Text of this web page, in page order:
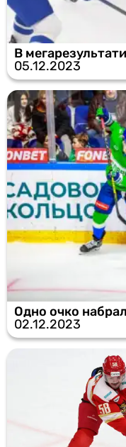
05.12.2023
02.12.2023